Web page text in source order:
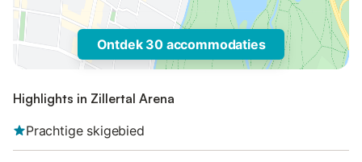
Ontdek 30 accommodaties
Highlights in Zillertal Arena
Prachtige skigebied